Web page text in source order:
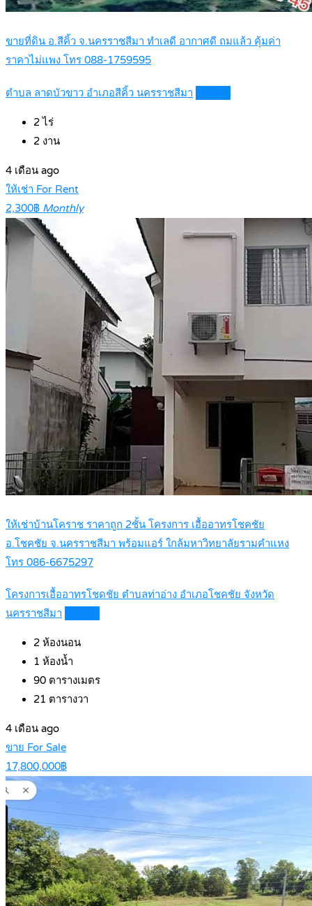
ขายที่ดิน อ.สีคิ้ว จ.นครราชสีมา ทำเลดี อากาศดี ถมแล้ว คุ้มค่า
ราคาไม่แพง โทร 088-1759595
ตำบล ลาดบัวขาว อำเภอสีคิ้ว นครราชสีมา
2ไร่
2 งาน
4 เดือน ago
ให้เช่า For Rent
2,300฿ Monthly
ให้เช่าบ้านโคราช ราคาถูก 2ชั้น โครงการ เอื้ออาทรโชคชัย
อ.โชคชัย จ.นครราชสีมา พร้อมแอร์ ใกล้มหาวิทยาลัยรามคำแหง
โทร 086-6675297
โครงการเอื้ออาทรโชดชัย ตำบลท่าอ่าง อำเภอโชคชัย จังหวัด
นครราชสีมา
2 ห้องนอน
1 ห้องน้ำ
90 ตารางเมตร
21 ตารางวา
4 เดือน ago
ขาย For Sale
17,800,000฿